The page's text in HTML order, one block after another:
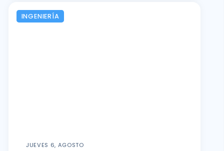
INGENIERÍA
JUEVES 6, AGOSTO